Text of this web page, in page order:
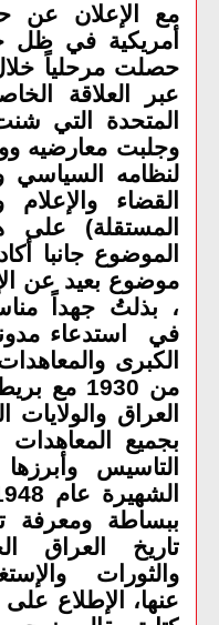
مع الإعلان عن
أمريكية في ظل
حصلت مرحلياً خلال
عبر العلاقة
المتحدة التي
وجلبت معارضيه
لنظامه
القضاء
المستقلة)
الموضوع جانبا
موضوع بعيد عن
، بذلتُ جهداً
في استدعاء
الكبرى
من 1930
بجميع
التاسيس
ببساطة ومعرفة
تاريخ العراق
والثورات
عنها، الإطلاع